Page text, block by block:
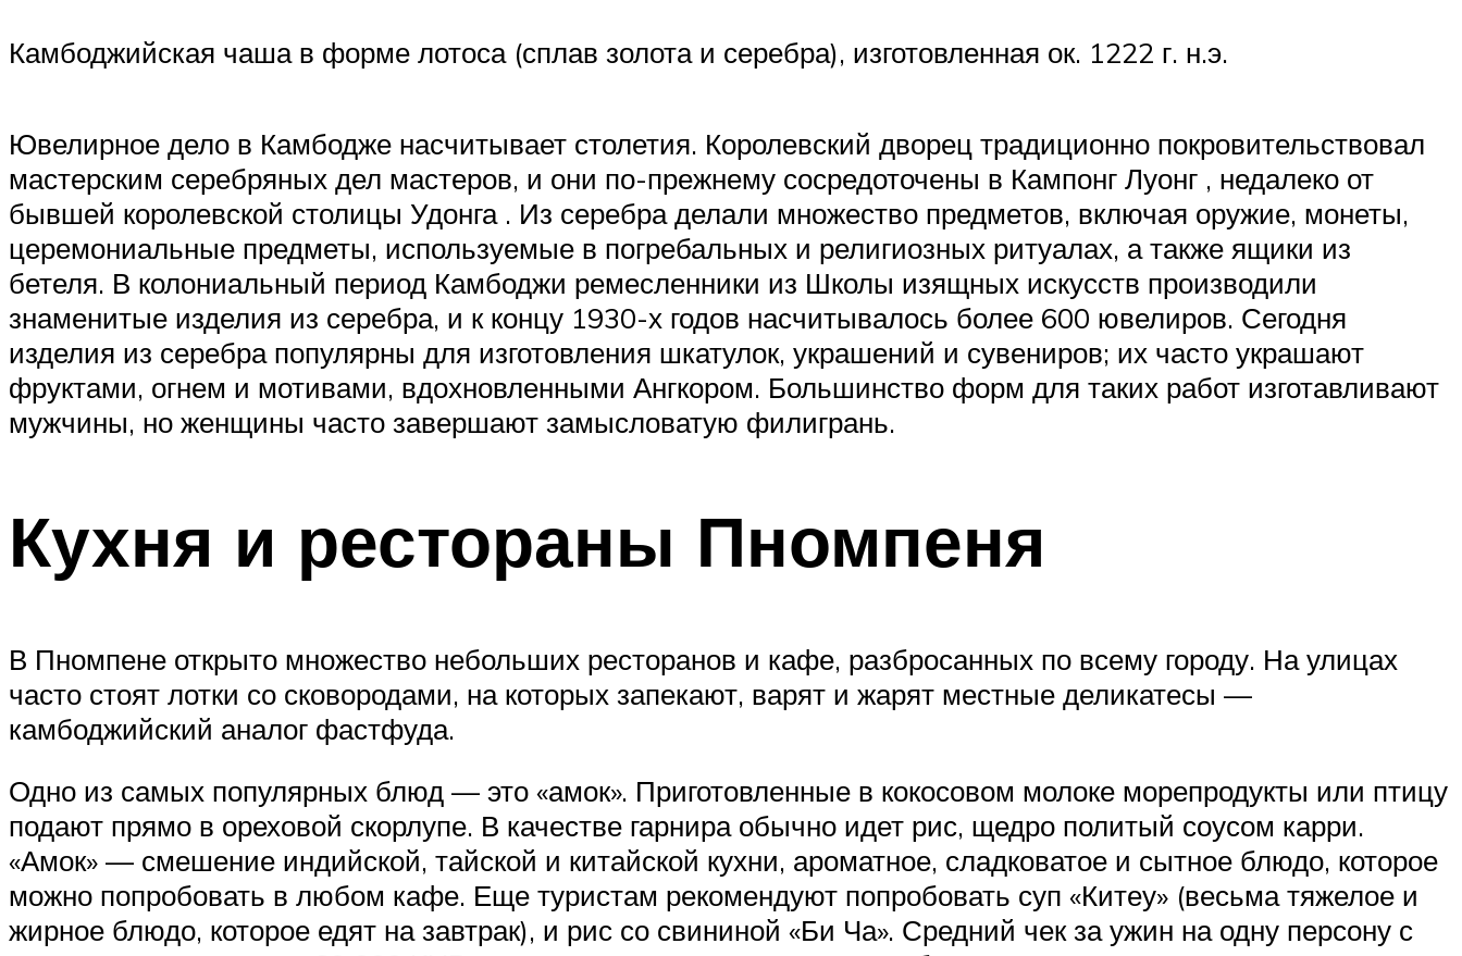
Камбоджийская чаша в форме лотоса (сплав золота и серебра), изготовленная ок. 1222 г. н.э.
Ювелирное дело в Камбодже насчитывает столетия. Королевский дворец традиционно покровительствовал
мастерским серебряных дел мастеров, и они по-прежнему сосредоточены в Кампонг Луонг , недалеко от
бывшей королевской столицы Удонга . Из серебра делали множество предметов, включая оружие, монеты,
церемониальные предметы, используемые в погребальных и религиозных ритуалах, а также ящики из
бетеля. В колониальный период Камбоджи ремесленники из Школы изящных искусств производили
знаменитые изделия из серебра, и к концу 1930-х годов насчитывалось более 600 ювелиров. Сегодня
изделия из серебра популярны для изготовления шкатулок, украшений и сувениров; их часто украшают
фруктами, огнем и мотивами, вдохновленными Ангкором. Большинство форм для таких работ изготавливают
мужчины, но женщины часто завершают замысловатую филигрань.
Кухня и рестораны Пномпеня
В Пномпене открыто множество небольших ресторанов и кафе, разбросанных по всему городу. На улицах
часто стоят лотки со сковородами, на которых запекают, варят и жарят местные деликатесы —
камбоджийский аналог фастфуда.
Одно из самых популярных блюд — это «амок». Приготовленные в кокосовом молоке морепродукты или птицу
подают прямо в ореховой скорлупе. В качестве гарнира обычно идет рис, щедро политый соусом карри.
«Амок» — смешение индийской, тайской и китайской кухни, ароматное, сладковатое и сытное блюдо, которое
можно попробовать в любом кафе. Еще туристам рекомендуют попробовать суп «Китеу» (весьма тяжелое и
жирное блюдо, которое едят на завтрак), и рис со свининой «Би Ча». Средний чек за ужин на одну персону с